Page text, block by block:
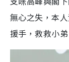
無心之失，本
援手，救救小弟